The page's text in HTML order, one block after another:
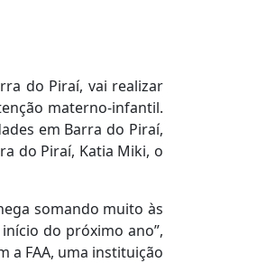
do Piraí, vai realizar
materno-infantil.
em Barra do Piraí,
do Piraí, Katia Miki, o
somando muito às
do próximo ano”,
a FAA, uma instituição